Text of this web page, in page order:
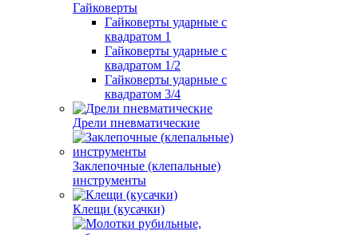
Гайковерты
Гайковерты ударные с
квадратом 1
Гайковерты ударные с
квадратом 1/2
Гайковерты ударные с
квадратом 3/4
Дрели пневматические
Заклепочные (клепальные)
инструменты
Клещи (кусачки)